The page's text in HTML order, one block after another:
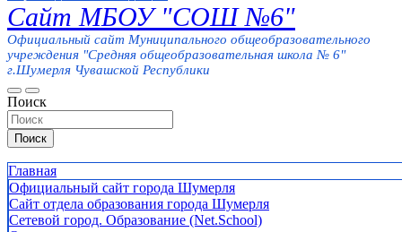
Сайт МБОУ "СОШ №6"
Официальный сайт Муниципального общеобразовательного
учреждения "Средняя общеобразовательная школа № 6"
г.Шумерля Чувашской Республики
Поиск
Поиск
Главная
Официальный сайт города Шумерля
Сайт отдела образования города Шумерля
Сетевой город. Образование (Net.School)